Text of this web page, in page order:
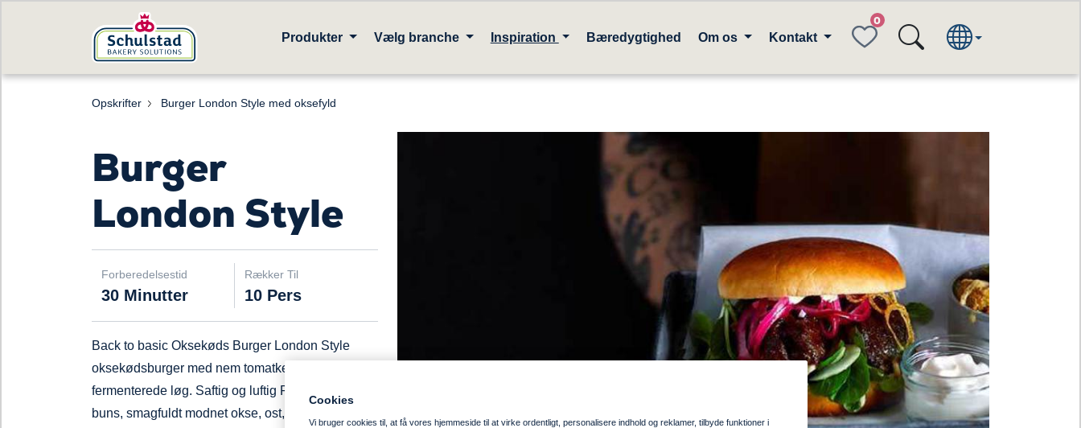
Produkter Vælg branche Inspiration Bæredygtighed Om os Kontakt FAVORITES
Opskrifter Burger London Style med oksefyld
Burger
London Style
Forberedelsestid
30 Minutter
Rækker Til
10 Pers
Back to basic Oksekøds Burger London Style
oksekødsburger med nem tomatketchup og
fermenterede løg. Saftig og luftig Potato Burger
buns, smagfuldt modnet okse, ost, fermenteret løg
Cookies
Vi bruger cookies til, at få vores hjemmeside til at virke ordentligt, personalisere indhold og reklamer, tilbyde funktioner i